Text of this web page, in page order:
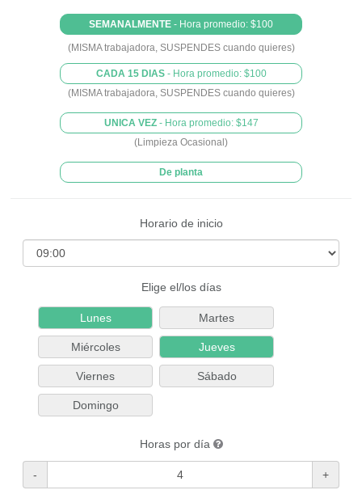
SEMANALMENTE - Hora promedio: $100
(MISMA trabajadora, SUSPENDES cuando quieres)
CADA 15 DIAS- Hora promedio: $100
(MISMA trabajadora, SUSPENDES cuando quieres)
UNICA VEZ- Hora promedio: $147
(Limpieza Ocasional)
De planta
Horario de inicio
Elige el/los días
Lunes Martes
Miércoles Jueves
Viernes Sábado
Domingo
Horas por día